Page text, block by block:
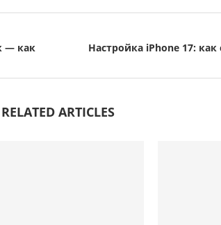
— как
Настройка iPhone 17:
RELATED ARTICLES